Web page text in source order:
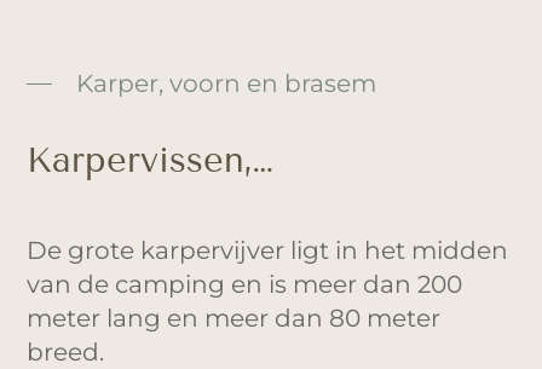
Karper, voorn en brasem
Karpervissen,…
De grote karpervijver ligt in het midden
van de camping en is meer dan 200
meter lang en meer dan 80 meter
breed.